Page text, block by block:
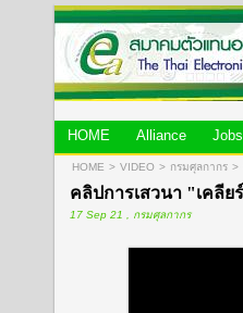
HOME Alliance Jobs
HOME > VIDEO > กรมศุลกากร >
คลิปการเสวนา "เคลี
17 Sep 21 , กรมศุลกากร